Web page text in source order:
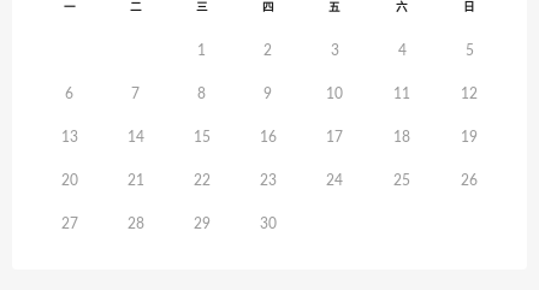
一 二 三 四 五 六 日
1 2 3 4 5
6 7 8 9 10 11 12
13 14 15 16 17 18 19
20 21 22 23 24 25 26
27 28 29 30